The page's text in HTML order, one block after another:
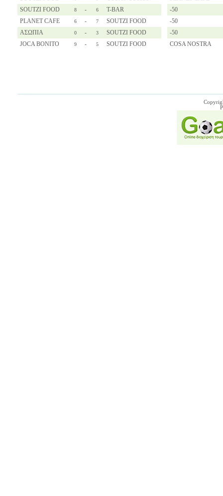
SOUTZI FOOD
8 - 6
Τ-BAR
PLANET CAFE
6 - 7
SOUTZI FOOD
ΑΣΩΠΙΑ
0 - 3
SOUTZI FOOD
JOCA BONITO
9 - 5 SOUTZI FOOD
-50
-50
-50
COSA NOSTRA